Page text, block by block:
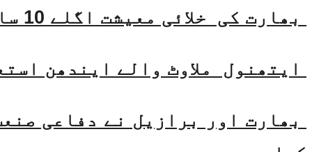
بھارت کی خلائی معیشت اگلے 10 سالوں میں 45 بلین ڈالر تک بڑھنے کی توقع ہے۔ جتیندر سنگھ
ایتھنول ملاوٹ والے ایندھن
بھارت اور برازیل نے دفاعی